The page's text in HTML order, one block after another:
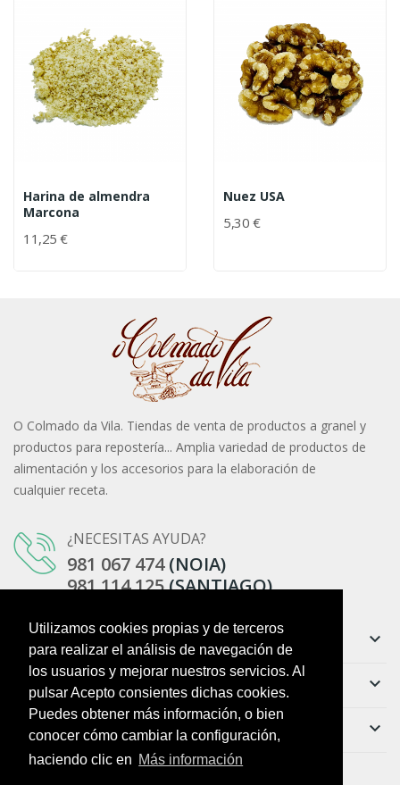
Utilizamos cookies propias y de terceros
para realizar el análisis de navegación de
los usuarios y mejorar nuestros servicios. Al
pulsar Acepto consientes dichas cookies.
Puedes obtener más información, o bien
conocer cómo cambiar la configuración,
haciendo clic en Más información
Harina de almendra
Marcona
11,25 €
Nuez USA
5,30 €
O Colmado da Vila. Tiendas de venta de productos a granel y
productos para repostería... Amplia variedad de productos de
alimentación y los accesorios para la elaboración de
cualquier receta.
¿NECESITAS AYUDA?
981 067 474(NOIA)
981 114 125(SANTIAGO)
Información keyboard_arrow_down
Ayuda keyboard_arrow_down
Boletín keyboard_arrow_down